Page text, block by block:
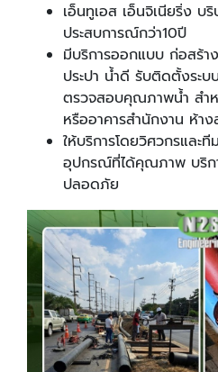
เอ็นทูเอส เอ็นจิเนียริ่ง บ
ประสบการณ์กว่า10ปี
มีบริการออกแบบ ก่อสร้
ประปา น้ำดี รับติดตั้งระ
ตรวจสอบคุณภาพน้ำ สำ
หรืออาคารสำนักงาน ห้า
ให้บริการโดยวิศวกรและที
อุปกรณ์ที่ได้คุณภาพ บริก
ปลอดภัย